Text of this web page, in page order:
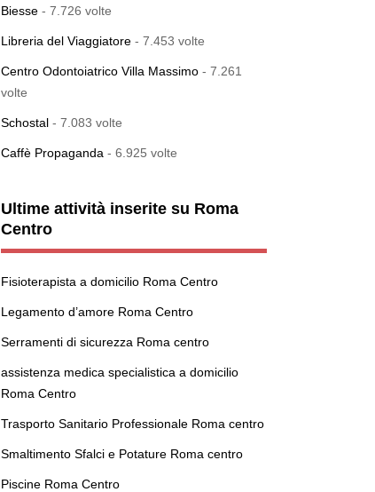
Biesse - 7.726 volte
Libreria del Viaggiatore - 7.453 volte
Centro Odontoiatrico Villa Massimo - 7.261
volte
Schostal - 7.083 volte
Caffè Propaganda - 6.925 volte
Ultime attività inserite su Roma
Centro
Fisioterapista a domicilio Roma Centro
Legamento d’amore Roma Centro
Serramenti di sicurezza Roma centro
assistenza medica specialistica a domicilio
Roma Centro
Trasporto Sanitario Professionale Roma centro
Smaltimento Sfalci e Potature Roma centro
Piscine Roma Centro